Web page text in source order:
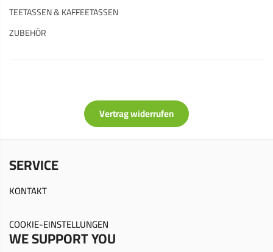
TEETASSEN & KAFFEETASSEN
ZUBEHÖR
Vertrag widerrufen
SERVICE
KONTAKT
COOKIE-EINSTELLUNGEN
WE SUPPORT YOU